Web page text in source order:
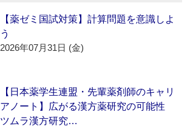
【薬ゼミ国試対策】計算問題を意識しよ
う
2026年07月31日 (金)
【日本薬学生連盟・先輩薬剤師のキャリ
アノート】広がる漢方薬研究の可能性
ツムラ漢方研究…